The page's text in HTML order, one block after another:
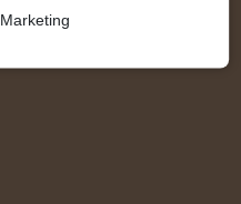
Marketing